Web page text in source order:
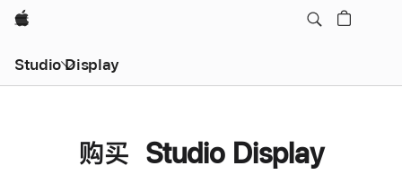
Apple
Studio Display
购买 Studio Display